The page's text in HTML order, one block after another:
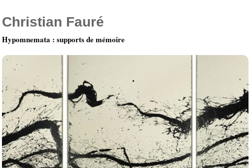
Christian Fauré
Hypomnemata : supports de mémoire